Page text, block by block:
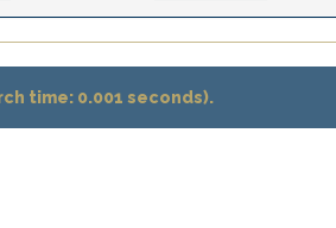
time: 0.001 seconds).